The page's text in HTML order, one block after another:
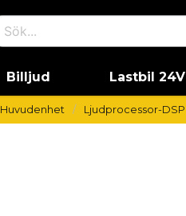
Billjud Lastbil 24V
Huvudenhet Ljudprocessor-DSP